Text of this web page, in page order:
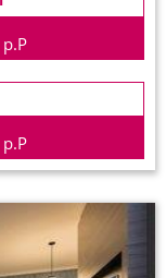
p.P
p.P